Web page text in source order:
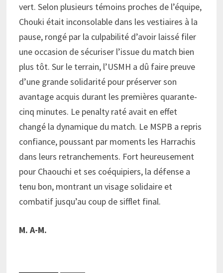
vert. Selon plusieurs témoins proches de l’équipe,
Chouki était inconsolable dans les vestiaires à la
pause, rongé par la culpabilité d’avoir laissé filer
une occasion de sécuriser l’issue du match bien
plus tôt. Sur le terrain, l’USMH a dû faire preuve
d’une grande solidarité pour préserver son
avantage acquis durant les premières quarante-
cinq minutes. Le penalty raté avait en effet
changé la dynamique du match. Le MSPB a repris
confiance, poussant par moments les Harrachis
dans leurs retranchements. Fort heureusement
pour Chaouchi et ses coéquipiers, la défense a
tenu bon, montrant un visage solidaire et
combatif jusqu’au coup de sifflet final.
M. A-M.